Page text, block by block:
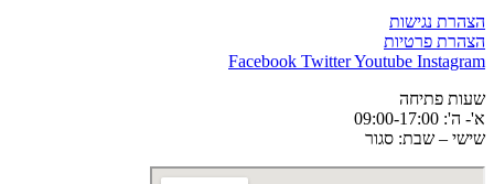
הצהרת נגישות
הצהרת פרטיות
Facebook TwitterYoutube Instagram
שעות פתיחה
א'- ה': 09:00-17:00
שישי – שבת: סגור